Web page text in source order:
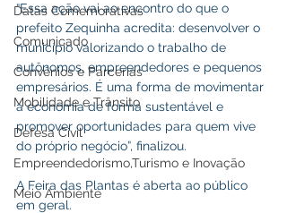
Datas Comemorativas
Comunicado
Convênios e Parcerias
Mobilidade e Trânsito
Defesa Civil
Empreendedorismo,Turismo e Inovação
Meio Ambiente
“Essa ação vai ao encontro do que o
prefeito Zequinha acredita: desenvolver o
município valorizando o trabalho de
autônomos, empreendedores e pequenos
empresários. É uma forma de movimentar
a economia de forma sustentável e
promover oportunidades para quem vive
do próprio negócio”, finalizou.
A Feira das Plantas é aberta ao público
em geral.